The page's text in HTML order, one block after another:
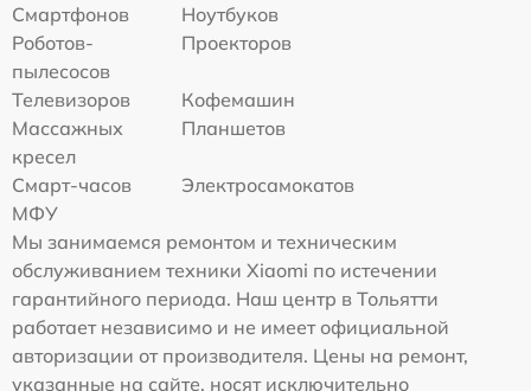
Смартфонов
Ноутбуков
Роботов-
пылесосов
Проекторов
Телевизоров
Кофемашин
Массажных
кресел
Планшетов
Смарт-часов
Электросамокатов
МФУ
Мы занимаемся ремонтом и техническим
обслуживанием техники Xiaomi по истечении
гарантийного периода. Наш центр в Тольятти
работает независимо и не имеет официальной
авторизации от производителя. Цены на ремонт,
указанные на сайте, носят исключительно